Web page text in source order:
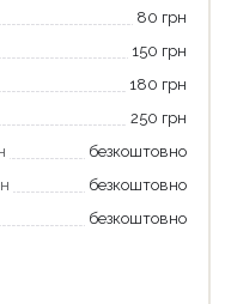
80 грн
150 грн
180 грн
250 грн
безкоштовно
безкоштовно
безкоштовно